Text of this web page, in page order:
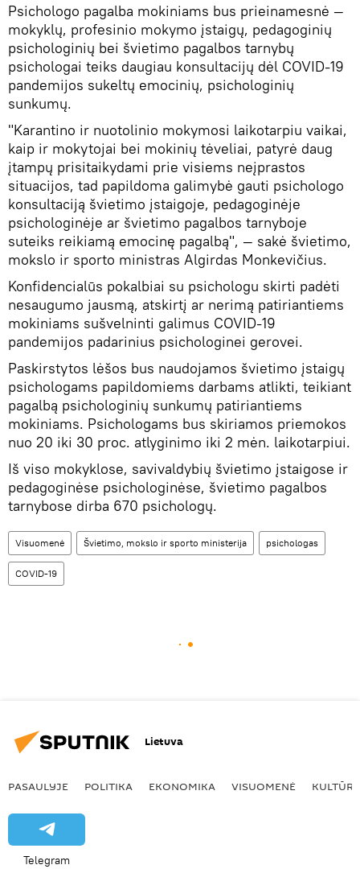
Psichologo pagalba mokiniams bus prieinamesnė —
mokyklų, profesinio mokymo įstaigų, pedagoginių
psichologinių bei švietimo pagalbos tarnybų
psichologai teiks daugiau konsultacijų dėl COVID-19
pandemijos sukeltų emocinių, psichologinių
sunkumų.
"Karantino ir nuotolinio mokymosi laikotarpiu vaikai,
kaip ir mokytojai bei mokinių tėveliai, patyrė daug
įtampų prisitaikydami prie visiems neįprastos
situacijos, tad papildoma galimybė gauti psichologo
konsultaciją švietimo įstaigoje, pedagoginėje
psichologinėje ar švietimo pagalbos tarnyboje
suteiks reikiamą emocinę pagalbą", — sakė švietimo,
mokslo ir sporto ministras Algirdas Monkevičius.
Konfidencialūs pokalbiai su psichologu skirti padėti
nesaugumo jausmą, atskirtį ar nerimą patiriantiems
mokiniams sušvelninti galimus COVID-19
pandemijos padarinius psichologinei gerovei.
Paskirstytos lėšos bus naudojamos švietimo įstaigų
psichologams papildomiems darbams atlikti, teikiant
pagalbą psichologinių sunkumų patiriantiems
mokiniams. Psichologams bus skiriamos priemokos
nuo 20 iki 30 proc. atlyginimo iki 2 mėn. laikotarpiui.
Iš viso mokyklose, savivaldybių švietimo įstaigose ir
pedagoginėse psichologinėse, švietimo pagalbos
tarnybose dirba 670 psichologų.
Visuomenė Švietimo, mokslo ir sporto ministerija psichologas
COVID-19
Lietuva
PASAULYJE POLITIKA EKONOMIKA VISUOMENĖ KULTŪRA
Telegram